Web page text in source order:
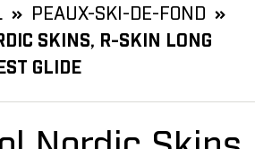
PEAUX-SKI-DE-FOND
SKINS, R-SKIN LONG
GLIDE